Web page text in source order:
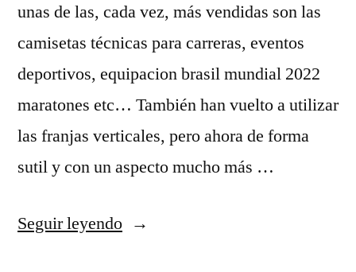
unas de las, cada vez, más vendidas son las
camisetas técnicas para carreras, eventos
deportivos, equipacion brasil mundial 2022
maratones etc… También han vuelto a utilizar
las franjas verticales, pero ahora de forma
sutil y con un aspecto mucho más …
Seguir leyendo«camisetas